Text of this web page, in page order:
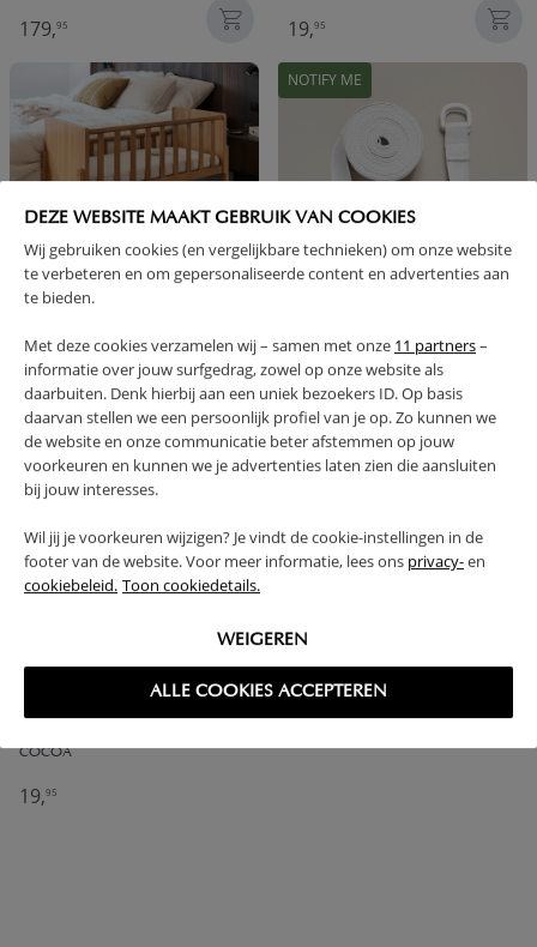
DEZE WEBSITE MAAKT GEBRUIK VAN COOKIES
Wij gebruiken cookies (en vergelijkbare technieken) om onze website
te verbeteren en om gepersonaliseerde content en advertenties aan
te bieden.
Met deze cookies verzamelen wij – samen met onze 11 partners–
informatie over jouw surfgedrag, zowel op onze website als
daarbuiten. Denk hierbij aan een uniek bezoekers ID. Op basis
daarvan stellen we een persoonlijk profiel van je op. Zo kunnen we
de website en onze communicatie beter afstemmen op jouw
voorkeuren en kunnen we je advertenties laten zien die aansluiten
bij jouw interesses.
Wil jij je voorkeuren wijzigen? Je vindt de cookie-instellingen in de
footer van de website. Voor meer informatie, lees ons privacy-en
cookiebeleid. Toon cookiedetails.
WEIGEREN
ALLE COOKIES ACCEPTEREN
179,95 19,95
AANSCHUIFBEDJE «NUAGE» |
WALNOOT
179,
NOTIFY ME
VOOR BOXSPRINGS | 400 CM |
WIT
19, 95
NOTIFY ME
BEVESTIGINGSRIEM CO-SLEEPER |
COCOA
19,95